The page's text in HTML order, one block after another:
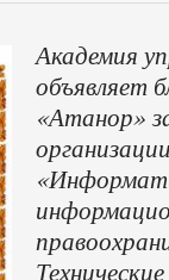
Академия
объявляет
«Атанор»